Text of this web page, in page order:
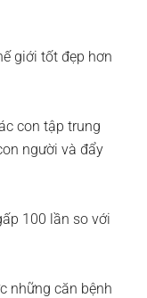
giới tốt đẹp hơn
con tập trung
người và đẩy
100 lần so với
những căn bệnh